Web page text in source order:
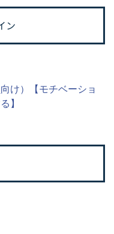
ン
け）【モチベーショ
】